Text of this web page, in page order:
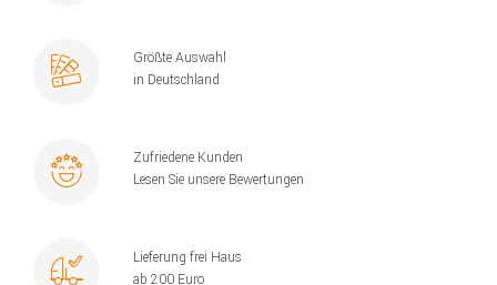
Größte Auswahl
in Deutschland
Zufriedene Kunden
Lesen Sie unsere Bewertungen
Lieferung frei Haus
ab 200 Euro